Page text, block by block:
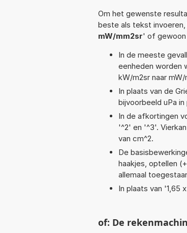
Om het gewenste
beste als tekst
mW/mm2sr' of
In de meeste
eenheden worden
kW/m2sr naar
In plaats van de
bijvoorbeeld uPa in
In de afkortingen
'^2' en '^3'.
van cm^2.
De
haakjes, optellen
allemaal
In plaats van '1,65
of: De